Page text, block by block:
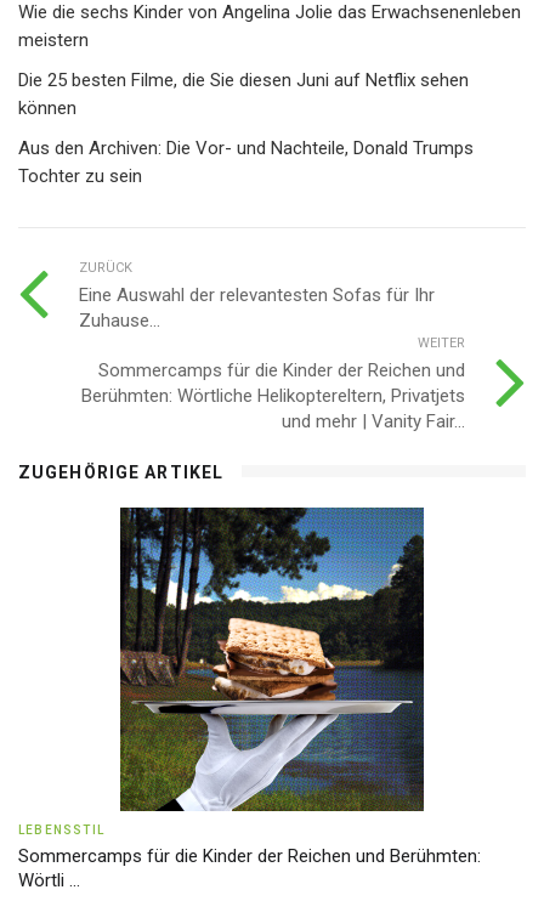
Wie die sechs Kinder von Angelina Jolie das Erwachsenenleben
meistern
Die 25 besten Filme, die Sie diesen Juni auf Netflix sehen
können
Aus den Archiven: Die Vor- und Nachteile, Donald Trumps
Tochter zu sein
ZURÜCK
Eine Auswahl der relevantesten Sofas für Ihr
Zuhause...
WEITER
Sommercamps für die Kinder der Reichen und
Berühmten: Wörtliche Helikoptereltern, Privatjets
und mehr | Vanity Fair...
ZUGEHÖRIGE ARTIKEL
LEBENSSTIL
Sommercamps für die Kinder der Reichen und Berühmten:
Wörtli ...